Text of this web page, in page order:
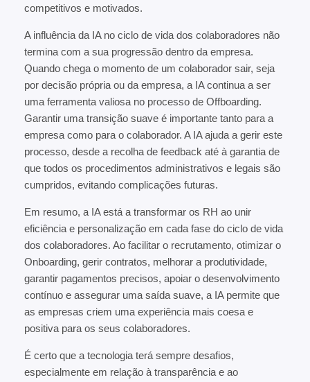
competitivos e motivados.
A influência da IA no ciclo de vida dos colaboradores não
termina com a sua progressão dentro da empresa.
Quando chega o momento de um colaborador sair, seja
por decisão própria ou da empresa, a IA continua a ser
uma ferramenta valiosa no processo de Offboarding.
Garantir uma transição suave é importante tanto para a
empresa como para o colaborador. A IA ajuda a gerir este
processo, desde a recolha de feedback até à garantia de
que todos os procedimentos administrativos e legais são
cumpridos, evitando complicações futuras.
Em resumo, a IA está a transformar os RH ao unir
eficiência e personalização em cada fase do ciclo de vida
dos colaboradores. Ao facilitar o recrutamento, otimizar o
Onboarding, gerir contratos, melhorar a produtividade,
garantir pagamentos precisos, apoiar o desenvolvimento
contínuo e assegurar uma saída suave, a IA permite que
as empresas criem uma experiência mais coesa e
positiva para os seus colaboradores.
É certo que a tecnologia terá sempre desafios,
especialmente em relação à transparência e ao